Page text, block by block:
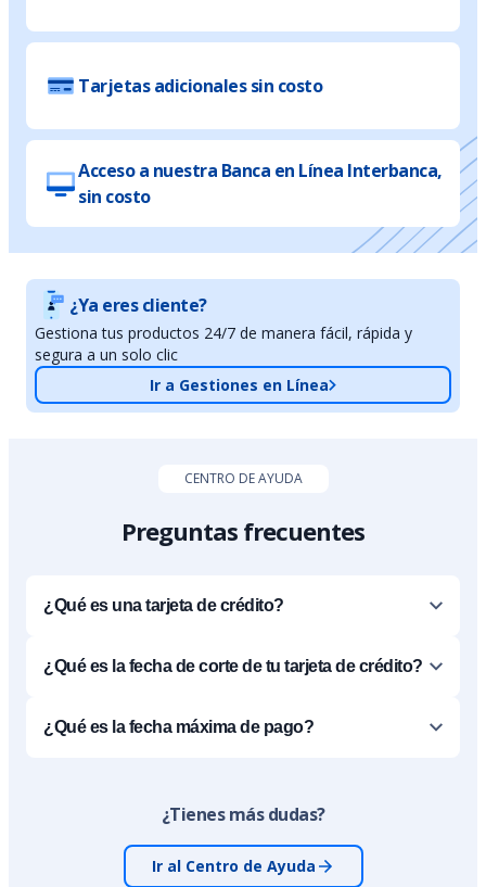
Tarjetas adicionales sin costo
Acceso a nuestra Banca en Línea Interbanca,
sin costo
¿Ya eres cliente?
Gestiona tus productos 24/7 de manera fácil, rápida y
segura a un solo clic
Ir a Gestiones en Línea
CENTRO DE AYUDA
Preguntas frecuentes
¿Qué es una tarjeta de crédito?
¿Qué es la fecha de corte de tu tarjeta de crédito?
¿Qué es la fecha máxima de pago?
¿Tienes más dudas?
Ir al Centro de Ayuda